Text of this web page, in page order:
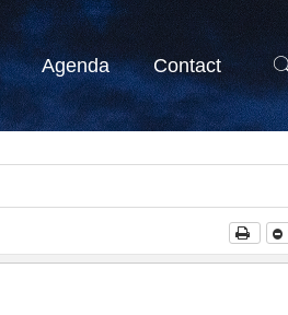
Agenda Contact